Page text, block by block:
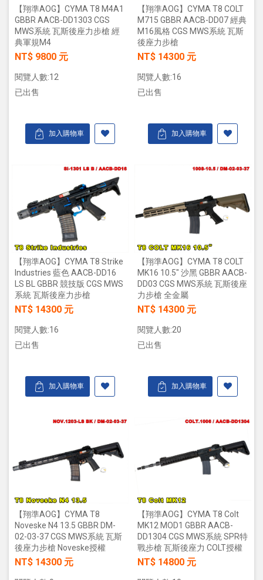
【翔準AOG】CYMA T8 M4A1
GBBR AACB-DD1303 CGS
MWS系統 瓦斯後座力步槍 經
典軍規M4
NT$ 9800 元
閱覽人數:12
已出售
加入購物車
【翔準AOG】CYMA T8 COLT
M715 GBBR AACB-DD07 經典
M16風格 CGS MWS系統 瓦斯
後座力步槍
NT$ 14300 元
閱覽人數:16
已出售
加入購物車
【翔準AOG】CYMA T8 Strike
Industries 藍色 AACB-DD16
LS BL GBBR 競技版 CGS MWS
系統 瓦斯後座力步槍
NT$ 14300 元
閱覽人數:16
已出售
加入購物車
【翔準AOG】CYMA T8 COLT
MK16 10.5" 沙黑 GBBR AACB-
DD03 CGS MWS系統 瓦斯後座
力步槍 全金屬
NT$ 14300 元
閱覽人數:20
已出售
加入購物車
【翔準AOG】CYMA T8
Noveske N4 13.5 GBBR DM-
02-03-37 CGS MWS系統 瓦斯
後座力步槍 Noveske授權
NT$ 14300 元
【翔準AOG】CYMA T8 Colt
MK12 MOD1 GBBR AACB-
DD1304 CGS MWS系統 SPR特
戰步槍 瓦斯後座力 COLT授權
NT$ 14800 元